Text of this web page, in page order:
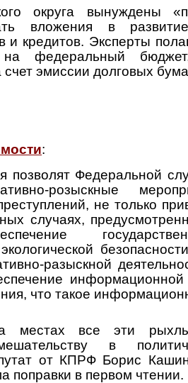
округа вынуждены
вложения в
и кредитов. Эксперты
на федеральный
эмиссии долговых
:
позволят Федеральной
розыскные
не только
случаях,
разыскной
информационной
что такое
местах все эти
в
от КПРФ Борис
поправки в первом чтении.